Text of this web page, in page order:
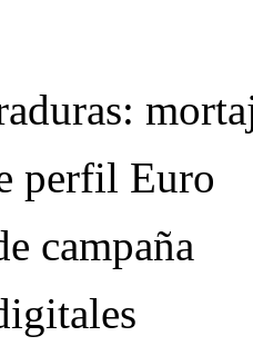
perfil Euro
campaña